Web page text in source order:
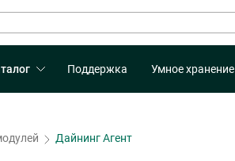
Поддержка Умное хранение
Дайнинг Агент